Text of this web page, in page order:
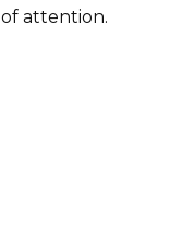
attention.